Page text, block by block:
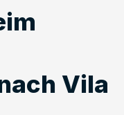
Vila